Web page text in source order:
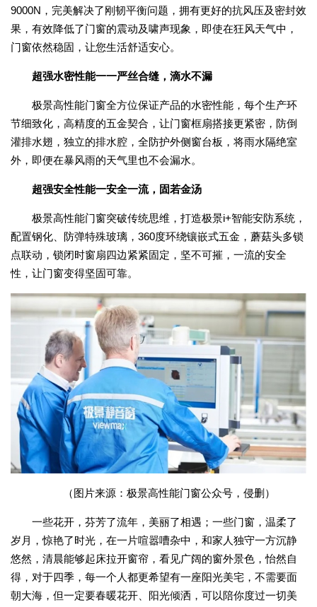
9000N，完美解决了刚韧平衡问题，拥有更好的抗风压及密封效
果，有效降低了门窗的震动及啸声现象，即使在狂风天气中，
门窗依然稳固，让您生活舒适安心。
超强水密性能一一严丝合缝，滴水不漏
极景高性能门窗全方位保证产品的水密性能，每个生产环
节细致化，高精度的五金契合，让门窗框扇搭接更紧密，防倒
灌排水翅，独立的排水腔，全防护外侧窗台板，将雨水隔绝室
外，即便在暴风雨的天气里也不会漏水。
超强安全性能一安全一流，固若金汤
极景高性能门窗突破传统思维，打造极景i+智能安防系统，
配置钢化、防弹特殊玻璃，360度环绕镶嵌式五金，蘑菇头多锁
点联动，锁闭时窗扇四边紧紧固定，坚不可摧，一流的安全
性，让门窗变得坚固可靠。
（图片来源：极景高性能门窗公众号，侵删）
一些花开，芬芳了流年，美丽了相遇；一些门窗，温柔了
岁月，惊艳了时光，在一片喧嚣嘈杂中，和家人独守一方沉静
悠然，清晨能够起床拉开窗帘，看见广阔的窗外景色，怡然自
得，对于四季，每一个人都更希望有一座阳光美宅，不需要面
朝大海，但一定要春暖花开、阳光倾洒，可以陪你度过一切美